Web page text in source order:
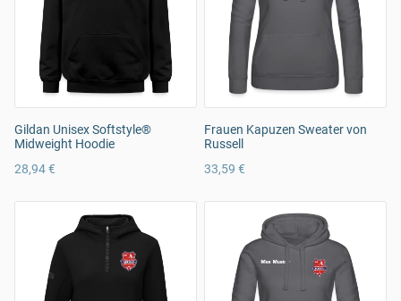
Gildan Unisex Softstyle®
Midweight Hoodie
28,94 €
Frauen Kapuzen Sweater von
Russell
33,59 €